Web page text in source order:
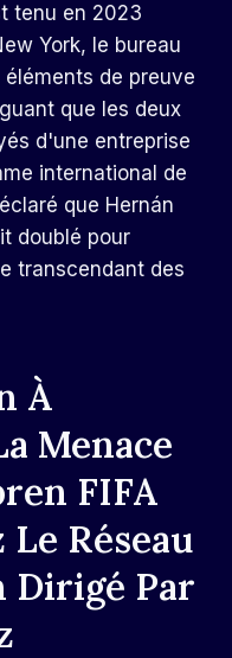
tenu en 2023
York, le bureau
de preuve
que les deux
d'une entreprise
international de
que Hernán
doublé pour
transcendant des
À
Menace
FIFA
Réseau
Dirigé Par